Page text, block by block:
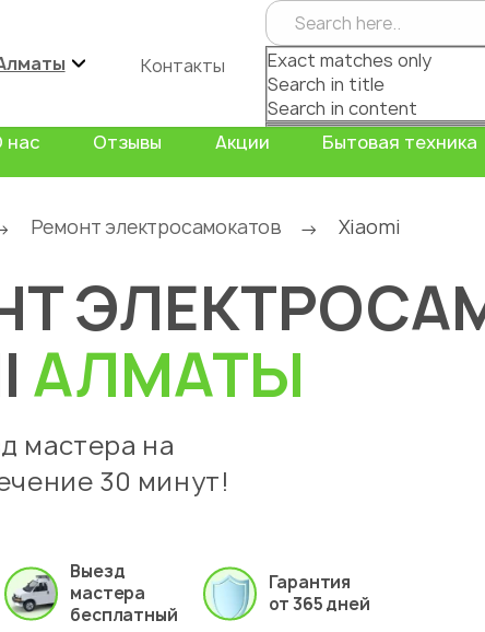
Контакты
Exact matches only
Search in title
Search in content
нас Отзывы Акции Бытовая техника
Ремонт электросамокатов → Xiaomi
АЛМАТЫ
мастера на
30 минут!
Выезд
мастера
бесплатный
Гарантия
от 365 дней